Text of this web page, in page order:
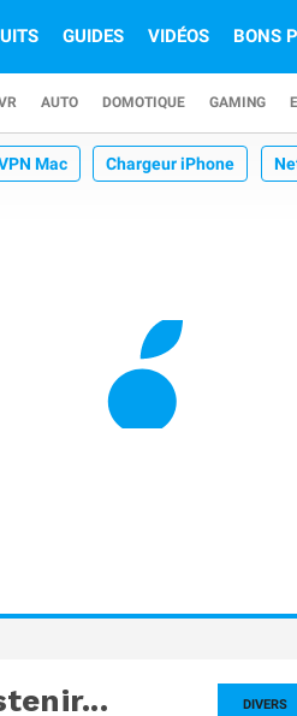
GUIDES VIDÉOS BONS
AUTO DOMOTIQUE GAMING
Mac Chargeur iPhone
DIVERS